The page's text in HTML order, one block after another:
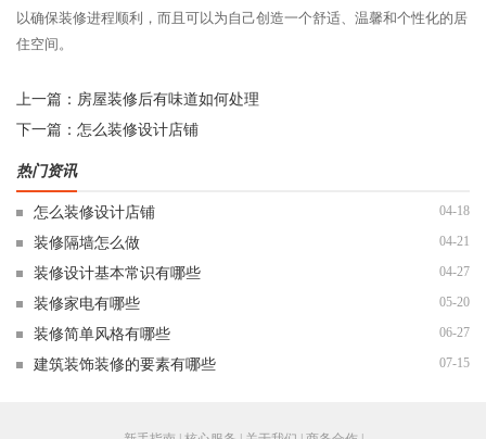
以确保装修进程顺利，而且可以为自己创造一个舒适、温馨和个性化的居
住空间。
上一篇： 房屋装修后有味道如何处理
下一篇： 怎么装修设计店铺
热门资讯
怎么装修设计店铺 04-18
装修隔墙怎么做 04-21
装修设计基本常识有哪些 04-27
装修家电有哪些 05-20
装修简单风格有哪些 06-27
建筑装饰装修的要素有哪些 07-15